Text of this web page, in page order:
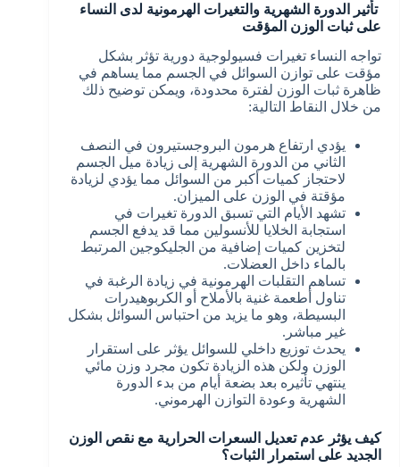
تأثير الدورة الشهرية والتغيرات الهرمونية لدى النساء
على ثبات الوزن المؤقت
تواجه النساء تغيرات فسيولوجية دورية تؤثر بشكل
مؤقت على توازن السوائل في الجسم مما يساهم في
ظاهرة ثبات الوزن لفترة محدودة، ويمكن توضيح ذلك
من خلال النقاط التالية:
يؤدي ارتفاع هرمون البروجستيرون في النصف
الثاني من الدورة الشهرية إلى زيادة ميل الجسم
لاحتجاز كميات أكبر من السوائل مما يؤدي لزيادة
مؤقتة في الوزن على الميزان.
تشهد الأيام التي تسبق الدورة تغيرات في
استجابة الخلايا للأنسولين مما قد يدفع الجسم
لتخزين كميات إضافية من الجليكوجين المرتبط
بالماء داخل العضلات.
تساهم التقلبات الهرمونية في زيادة الرغبة في
تناول أطعمة غنية بالأملاح أو الكربوهيدرات
البسيطة، وهو ما يزيد من احتباس السوائل بشكل
غير مباشر.
يحدث توزيع داخلي للسوائل يؤثر على استقرار
الوزن ولكن هذه الزيادة تكون مجرد وزن مائي
ينتهي تأثيره بعد بضعة أيام من بدء الدورة
الشهرية وعودة التوازن الهرموني.
كيف يؤثر عدم تعديل السعرات الحرارية مع نقص الوزن
الجديد على استمرار الثبات؟